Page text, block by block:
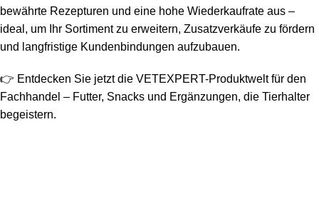
bewährte Rezepturen und eine hohe Wiederkaufrate aus –
ideal, um Ihr Sortiment zu erweitern, Zusatzverkäufe zu fördern
und langfristige Kundenbindungen aufzubauen.
👉 Entdecken Sie jetzt die VETEXPERT-Produktwelt für den
Fachhandel – Futter, Snacks und Ergänzungen, die Tierhalter
begeistern.